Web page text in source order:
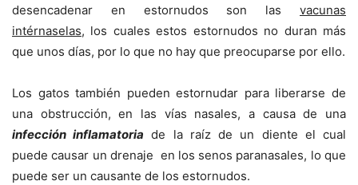
desencadenar en estornudos son las vacunas
intérnaselas, los cuales estos estornudos no duran más
que unos días, por lo que no hay que preocuparse por ello.
Los gatos también pueden estornudar para liberarse de
una obstrucción, en las vías nasales, a causa de una
infección inflamatoria de la raíz de un diente el cual
puede causar un drenaje en los senos paranasales, lo que
puede ser un causante de los estornudos.